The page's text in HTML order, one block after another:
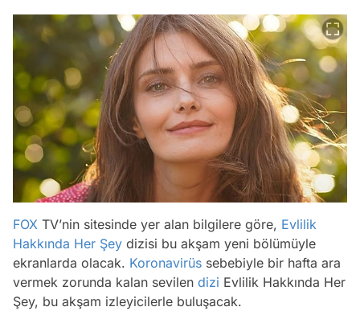
FOX TV’nin sitesinde yer alan bilgilere göre, Evlilik
Hakkında Her Şey dizisi bu akşam yeni bölümüyle
ekranlarda olacak. Koronavirüs sebebiyle bir hafta ara
vermek zorunda kalan sevilen dizi Evlilik Hakkında Her
Şey, bu akşam izleyicilerle buluşacak.